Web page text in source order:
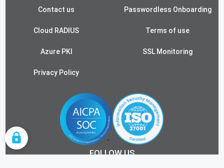
Contact us Passwordless Onboarding
Cloud RADIUS Terms of use
Azure PKI SSL Monitoring
Privacy Policy
FOLLOW US
COOKIE SETTINGS